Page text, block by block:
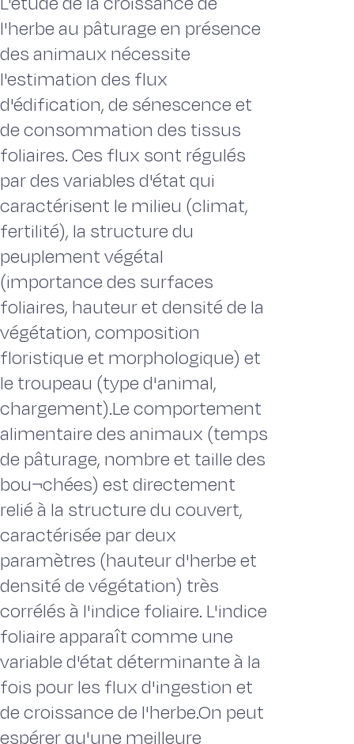
l'herbe au pâturage en présence
des animaux nécessite
l'estimation des flux
d'édification, de sénescence et
de consommation des tissus
foliaires. Ces flux sont régulés
par des variables d'état qui
caractérisent le milieu (climat,
fertilité), la structure du
peuplement végétal
(importance des surfaces
foliaires, hauteur et densité de la
végétation, composition
floristique et morphologique) et
le troupeau (type d'animal,
chargement).Le comportement
alimentaire des animaux (temps
de pâturage, nombre et taille des
bou¬chées) est directement
relié à la structure du couvert,
caractérisée par deux
paramètres (hauteur d'herbe et
densité de végétation) très
corrélés à l'indice foliaire. L'indice
foliaire apparaît comme une
variable d'état déterminante à la
fois pour les flux d'ingestion et
de croissance de l'herbe.On peut
espérer qu'une meilleure